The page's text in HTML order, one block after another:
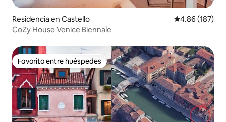
Residencia en Castello Calificación
4.86 (187)
CoZy House Venice Biennale
Favorito entre huéspedes
Favorito entre huéspedes